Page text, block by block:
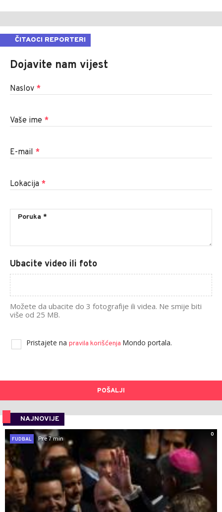
ČITAOCI REPORTERI
Dojavite nam vijest
Naslov *
Vaše ime *
E-mail *
Lokacija *
Ubacite video ili foto
Možete da ubacite do 3 fotografije ili videa. Ne smije biti
više od 25 MB.
Pristajete na pravila korišćenja Mondo portala.
POŠALJI
NAJNOVIJE
0
FUDBAL
Pre 7 min